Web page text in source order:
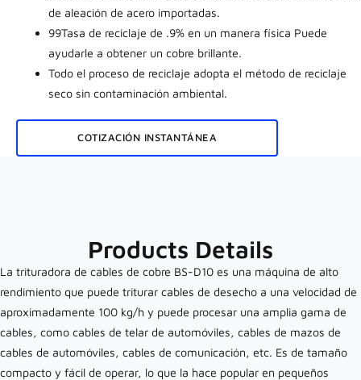
de aleación de acero importadas.
99Tasa de reciclaje de .9% en un manera física Puede
ayudarle a obtener un cobre brillante.
Todo el proceso de reciclaje adopta el método de reciclaje
seco sin contaminación ambiental.
COTIZACIÓN INSTANTÁNEA
Products Details
La trituradora de cables de cobre BS-D10 es una máquina de alto
rendimiento que puede triturar cables de desecho a una velocidad de
aproximadamente 100 kg/h y puede procesar una amplia gama de
cables, como cables de telar de automóviles, cables de mazos de
cables de automóviles, cables de comunicación, etc. Es de tamaño
compacto y fácil de operar, lo que la hace popular en pequeños